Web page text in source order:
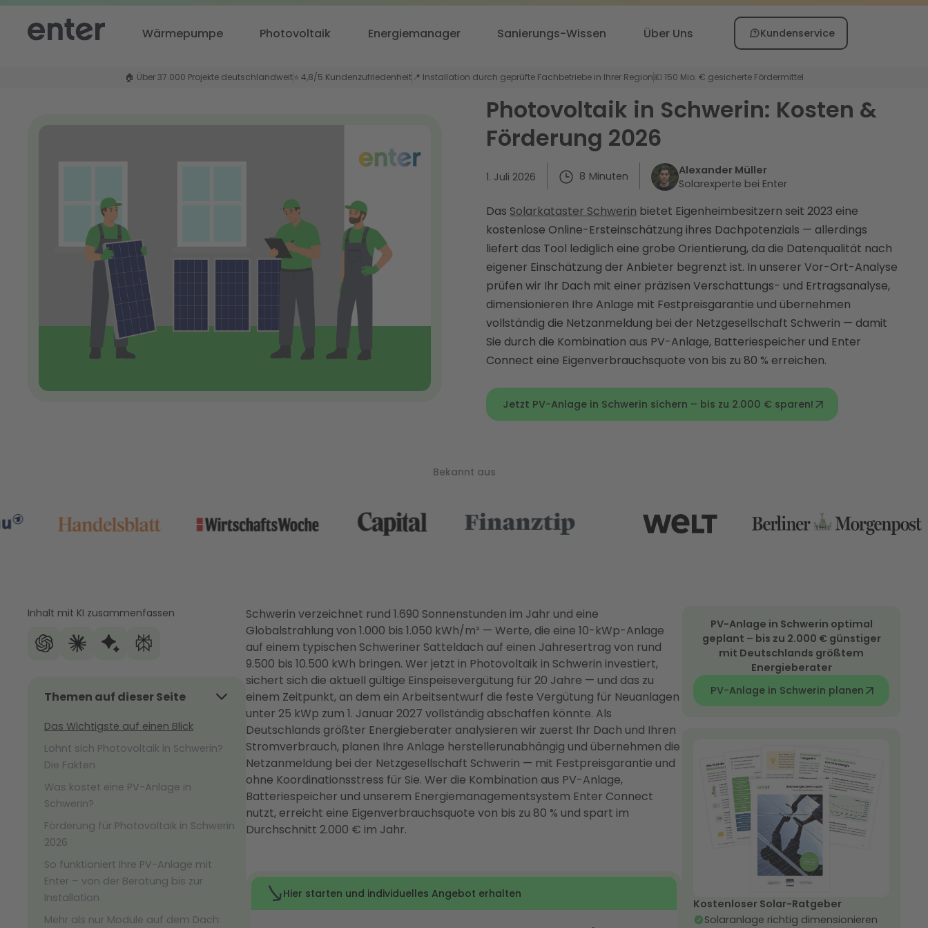
Wärmepumpe Photovoltaik Energiemanager Sanierungs-Wissen Über Uns Kundenservice
🏠 Über 37.000 Projekte deutschlandweit⭐ 4,8/5 Kundenzufriedenheit 📍 Installation durch geprüfte Fachbetriebe in Ihrer Region💶 150 Mio. € gesicherte Fördermittel
Photovoltaik in Schwerin: Kosten &
Förderung 2026
1. Juli 2026 8 Minuten
Alexander Müller
Solarexperte bei Enter
Das Solarkataster Schwerin bietet Eigenheimbesitzern seit 2023 eine
kostenlose Online-Ersteinschätzung ihres Dachpotenzials — allerdings
liefert das Tool lediglich eine grobe Orientierung, da die Datenqualität nach
eigener Einschätzung der Anbieter begrenzt ist. In unserer Vor-Ort-Analyse
prüfen wir Ihr Dach mit einer präzisen Verschattungs- und Ertragsanalyse,
dimensionieren Ihre Anlage mit Festpreisgarantie und übernehmen
vollständig die Netzanmeldung bei der Netzgesellschaft Schwerin — damit
Sie durch die Kombination aus PV-Anlage, Batteriespeicher und Enter
Connect eine Eigenverbrauchsquote von bis zu 80 % erreichen.
Jetzt PV-Anlage in Schwerin sichern – bis zu 2.000 € sparen!
Bekannt aus
Inhalt mit KI zusammenfassen
Themen auf dieser Seite
Das Wichtigste auf einen Blick
Lohnt sich Photovoltaik in Schwerin?
Die Fakten
Was kostet eine PV-Anlage in
Schwerin?
Förderung für Photovoltaik in Schwerin
2026
So funktioniert Ihre PV-Anlage mit
Enter – von der Beratung bis zur
Installation
Mehr als nur Module auf dem Dach:
Schwerin verzeichnet rund 1.690 Sonnenstunden im Jahr und eine
Globalstrahlung von 1.000 bis 1.050 kWh/m² — Werte, die eine 10-kWp-Anlage
auf einem typischen Schweriner Satteldach auf einen Jahresertrag von rund
9.500 bis 10.500 kWh bringen. Wer jetzt in Photovoltaik in Schwerin investiert,
sichert sich die aktuell gültige Einspeisevergütung für 20 Jahre — und das zu
einem Zeitpunkt, an dem ein Arbeitsentwurf die feste Vergütung für Neuanlagen
unter 25 kWp zum 1. Januar 2027 vollständig abschaffen könnte. Als
Deutschlands größter Energieberater analysieren wir zuerst Ihr Dach und Ihren
Stromverbrauch, planen Ihre Anlage herstellerunabhängig und übernehmen die
Netzanmeldung bei der Netzgesellschaft Schwerin — mit Festpreisgarantie und
ohne Koordinationsstress für Sie. Wer die Kombination aus PV-Anlage,
Batteriespeicher und unserem Energiemanagementsystem Enter Connect
nutzt, erreicht eine Eigenverbrauchsquote von bis zu 80 % und spart im
Durchschnitt 2.000 € im Jahr.
PV-Anlage in Schwerin optimal
geplant – bis zu 2.000 € günstiger
mit Deutschlands größtem
Energieberater
PV-Anlage in Schwerin planen
Kostenloser Solar-Ratgeber
Solaranlage richtig dimensionieren